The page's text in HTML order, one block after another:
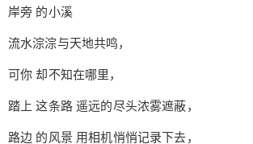
岸旁 的小溪
流水淙淙与天地共鸣，
可你 却不知在哪里，
踏上 这条路 遥远的尽头浓雾遮蔽，
路边 的风景 用相机悄悄记录下去，
您没有权限发布内容，请购买会员或